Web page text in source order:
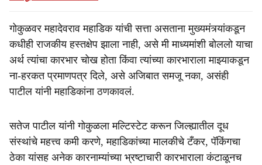
गोकुळवर महादेवराव महाडिक यांची सत्ता असताना मुख्यमंत्र्यांकडून
कधीही राजकीय हस्तक्षेप झाला नाही, असे मी माध्यमांशी बोललो याचा
अर्थ त्यांचा कारभार चोख होता किंवा त्यांच्या कारभाराला माझ्याकडून
ना-हरकत प्रमाणपत्र दिले, असे अजिबात समजू नका, असंही
पाटील यांनी महाडिकांना ठणकावलं.
सतेज पाटील यांनी गोकुळला मल्टिस्टेट करून जिल्ह्यातील दूध
संस्थांचे महत्त्व कमी करणे, महाडिकांच्या मालकीचे टँकर, पॅकिंगचा
ठेका यांसह अनेक कारनाम्यांच्या भ्रष्टाचारी कारभाराला कंटाळूनच